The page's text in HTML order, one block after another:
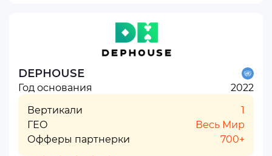
DEPHOUSE
Год основания
2022
Вертикали
1
ГЕО
Весь Мир
Офферы партнерки
700+